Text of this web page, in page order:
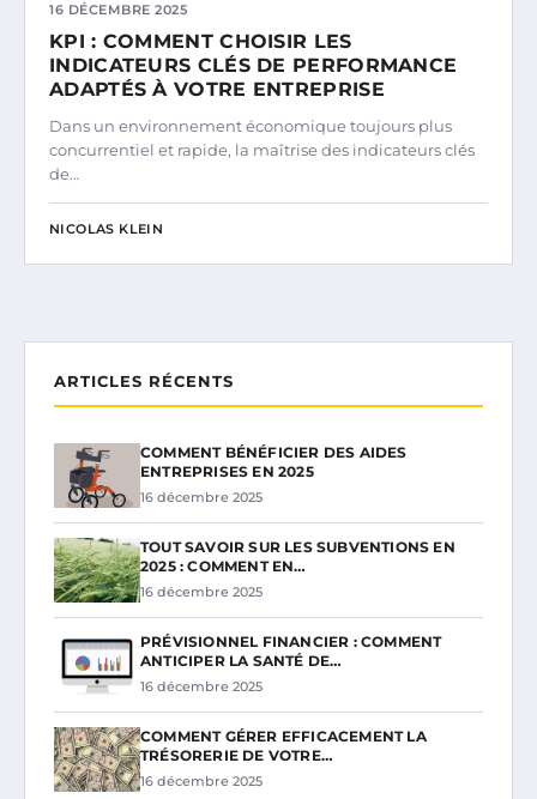
16 DÉCEMBRE 2025
KPI : COMMENT CHOISIR LES
INDICATEURS CLÉS DE PERFORMANCE
ADAPTÉS À VOTRE ENTREPRISE
Dans un environnement économique toujours plus
concurrentiel et rapide, la maîtrise des indicateurs clés
de…
NICOLAS KLEIN
ARTICLES RÉCENTS
COMMENT BÉNÉFICIER DES AIDES
ENTREPRISES EN 2025
16 décembre 2025
TOUT SAVOIR SUR LES SUBVENTIONS EN
2025 : COMMENT EN…
16 décembre 2025
PRÉVISIONNEL FINANCIER : COMMENT
ANTICIPER LA SANTÉ DE…
16 décembre 2025
COMMENT GÉRER EFFICACEMENT LA
TRÉSORERIE DE VOTRE…
16 décembre 2025